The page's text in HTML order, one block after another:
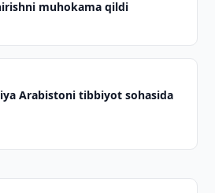
muhokama qildi
Arabistoni tibbiyot sohasida